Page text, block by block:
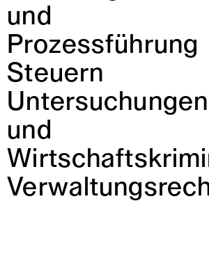
und
Prozessführung
Steuern
Untersuchungen
und